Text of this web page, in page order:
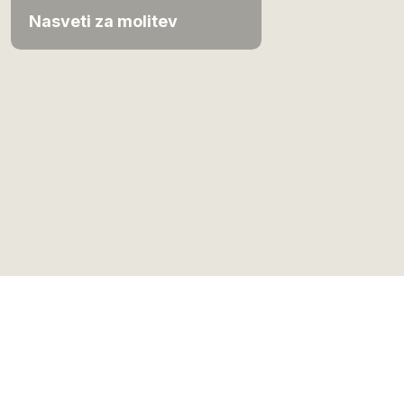
Nasveti za molitev